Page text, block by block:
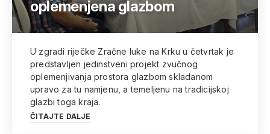
oplemenjena glazbom
U zgradi riječke Zračne luke na Krku u četvrtak je
predstavljen jedinstveni projekt zvučnog
oplemenjivanja prostora glazbom skladanom
upravo za tu namjenu, a temeljenu na tradicijskoj
glazbi toga kraja.
ČITAJTE DALJE